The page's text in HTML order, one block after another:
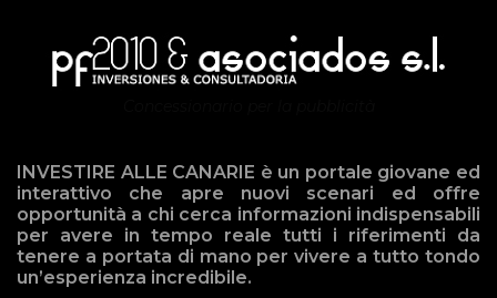
INVESTIRE ALLE CANARIE è un portale giovane ed
interattivo che apre nuovi scenari ed offre
opportunità a chi cerca informazioni indispensabili
per avere in tempo reale tutti i riferimenti da
tenere a portata di mano per vivere a tutto tondo
un’esperienza incredibile.